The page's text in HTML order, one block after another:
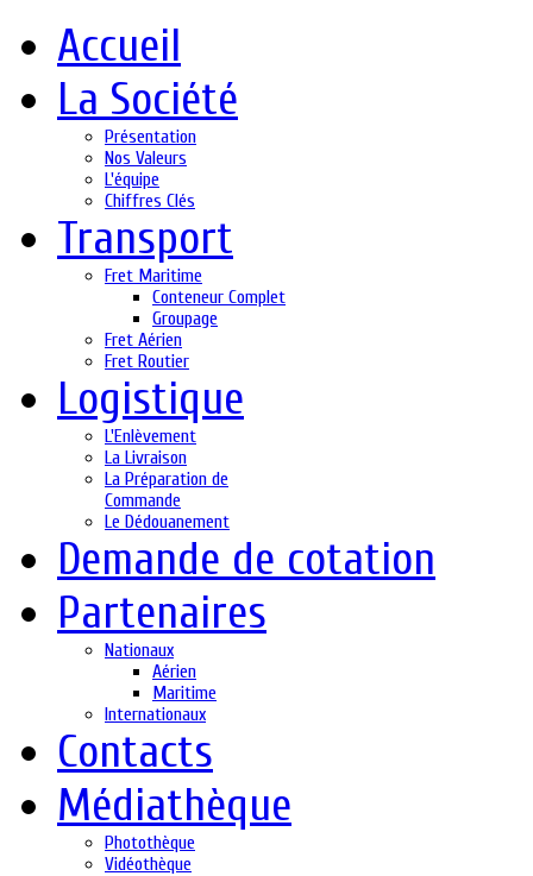
Accueil
La Société
Présentation
Nos Valeurs
L'équipe
Chiffres Clés
Transport
Fret Maritime
Conteneur Complet
Groupage
Fret Aérien
Fret Routier
Logistique
L'Enlèvement
La Livraison
La Préparation de
Commande
Le Dédouanement
Demande de cotation
Partenaires
Nationaux
Aérien
Maritime
Internationaux
Contacts
Médiathèque
Photothèque
Vidéothèque